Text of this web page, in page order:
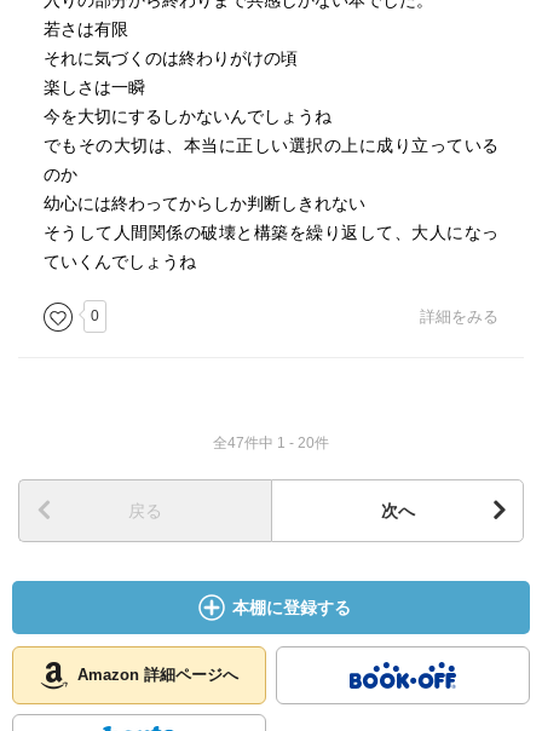
「「でも、いまはいるじゃないの」とアメーリアが答え
た。「楽しく遊びなさいよ」 そのとき、ジーニアの心に
欲求が生まれた。グィードと二人きりになりたいという激
しい欲求。けれども、アメーリアがそばにいてくれないか
ぎり、とてもそんな勇気をもてないことは、彼女にもはっ
きりわかっていた。アメーリアがいなければ、彼女はたぶ
ん逃げだしてしまっただろう。《あたしはまだ心を落ちつ
かせる方法を知らないんだわ》彼女は何度もくりかえして
たま海外文学のフェアで見つけた一冊。そうしたら今年の8
月に映画が始まるらしい。あと、『あみこ』という山中瑶
子監督の日本映画にもちらっと出てくることはあまり知ら
れていない。
#美しい夏
若さは有限
それに気づくのは終わりがけの頃
楽しさは一瞬
今を大切にするしかないんでしょうね
でもその大切は、本当に正しい選択の上に成り立っている
のか
幼心には終わってからしか判断しきれない
そうして人間関係の破壊と構築を繰り返して、大人になっ
ていくんでしょうね
0 詳細をみる
全47件中 1 - 20件
戻る 次へ
本棚に登録する
Amazon 詳細ページへ